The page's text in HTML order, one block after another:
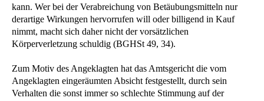
kann. Wer bei der Verabreichung von Betäubungsmitteln nur
derartige Wirkungen hervorrufen will oder billigend in Kauf
nimmt, macht sich daher nicht der vorsätzlichen
Körperverletzung schuldig (BGHSt 49, 34).
Zum Motiv des Angeklagten hat das Amtsgericht die vom
Angeklagten eingeräumten Absicht festgestellt, durch sein
Verhalten die sonst immer so schlechte Stimmung auf der